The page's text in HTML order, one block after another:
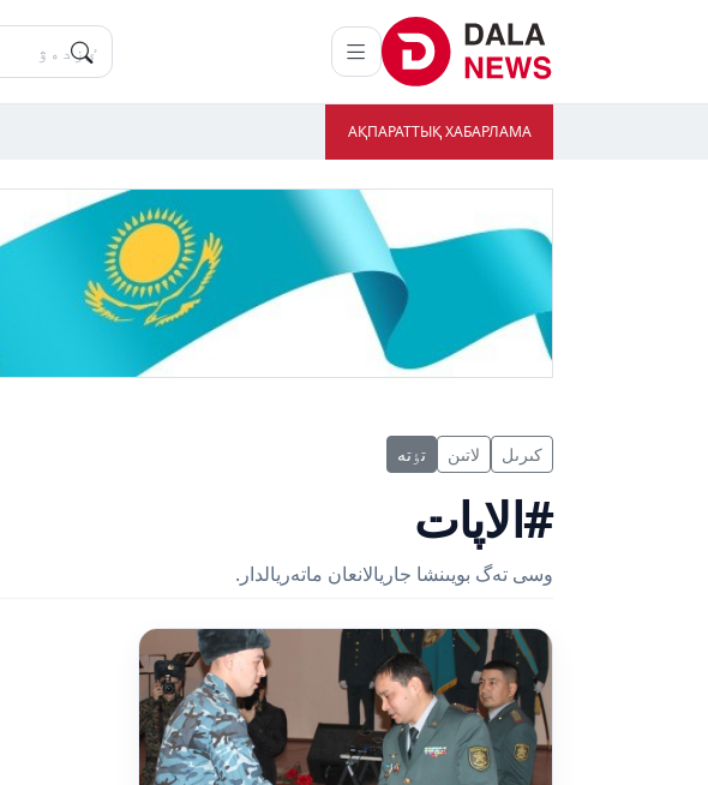
АҚПАРАТТЫҚ ХАБАРЛАМА
كىرىل لاتىن تٶتە
#الاپات
وسى تەگ بويىنشا جاريالانعان ماتەريالدار.